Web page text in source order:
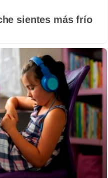
sientes más frío